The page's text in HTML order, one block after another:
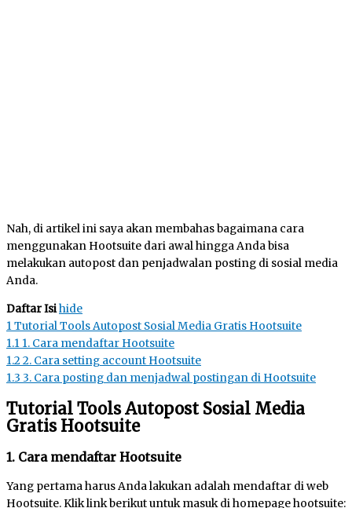
Nah, di artikel ini saya akan membahas bagaimana cara
menggunakan Hootsuite dari awal hingga Anda bisa
melakukan autopost dan penjadwalan posting di sosial media
Anda.
Daftar Isihide
1Tutorial Tools Autopost Sosial Media Gratis Hootsuite
1.1 1. Cara mendaftar Hootsuite
1.22. Cara setting account Hootsuite
1.3 3. Cara posting dan menjadwal postingan di Hootsuite
Tutorial Tools Autopost Sosial Media
Gratis Hootsuite
1. Cara mendaftar Hootsuite
Yang pertama harus Anda lakukan adalah mendaftar di web
Hootsuite. Klik link berikut untuk masuk di homepage hootsuite: